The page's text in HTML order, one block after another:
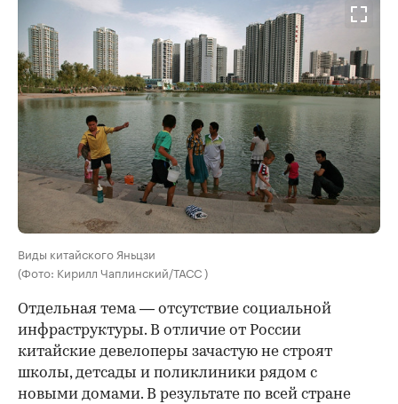
Виды китайского Яньцзи
(Фото: Кирилл Чаплинский/ТАСС )
Отдельная тема — отсутствие социальной
инфраструктуры. В отличие от России
китайские девелоперы зачастую не строят
школы, детсады и поликлиники рядом с
новыми домами. В результате по всей стране